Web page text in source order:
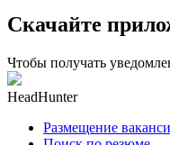
Скачайте
Чтобы получать
HeadHunter
Размещение